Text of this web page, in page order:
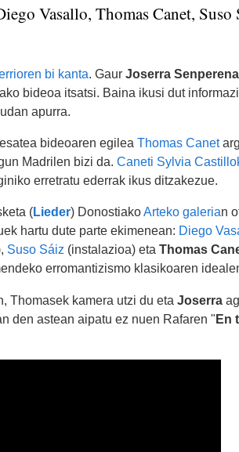
Vasallo, Thomas Canet,
bi kanta. Gaur Joserra Senperena
bideoa itsatsi. Baina ikusi dut
apurra.
bideoaren egilea Thomas Canet
Madrilen bizi da. Caneti Sylvia
erretratu ederrak ikus ditzakezue.
(Lieder) DonostiakoArteko galerian
hartu dute parte ekimenean: Diego
Suso Sáiz (instalazioa) eta Thomas
erromantizismo klasikoaren
Thomasek kamera utzi du eta Joserra
den astean aipatu ez nuen Rafaren "En